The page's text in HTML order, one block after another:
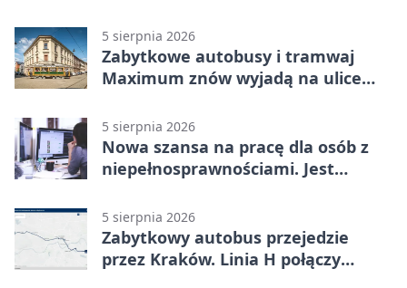
5 sierpnia 2026
Zabytkowe autobusy i tramwaj
Maximum znów wyjadą na ulice
5 sierpnia 2026
Nowa szansa na pracę dla osób z
niepełnosprawnościami. Jest
5 sierpnia 2026
Zabytkowy autobus przejedzie
przez Kraków. Linia H połączy